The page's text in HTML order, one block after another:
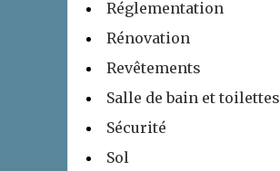
Réglementation
Rénovation
Revêtements
Salle de bain et toilettes
Sécurité
Sol